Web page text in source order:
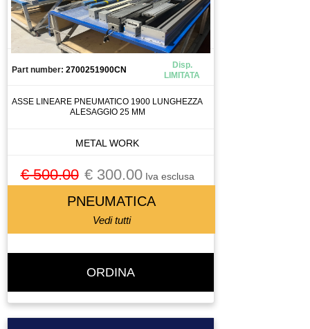
PLC
POMPA
POMPA A IMMERSIONE
POMPA DEL VUOTO
PRESA 220
PRESSOSTATO
PROLUNGA
RAVVIVATORE
Part number: 2700251900CN
Disp.
LIMITATA
ASSE LINEARE PNEUMATICO 1900 LUNGHEZZA
ALESAGGIO 25 MM
METAL WORK
€ 500.00 € 300.00Iva esclusa
PNEUMATICA
Vedi tutti
ORDINA